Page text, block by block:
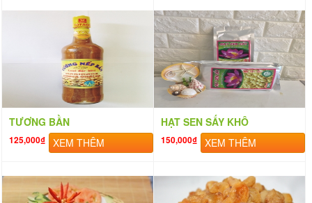
TƯƠNG BẦN
125,000₫ XEM THÊM
HẠT SEN SẤY KHÔ
150,000₫ XEM THÊM